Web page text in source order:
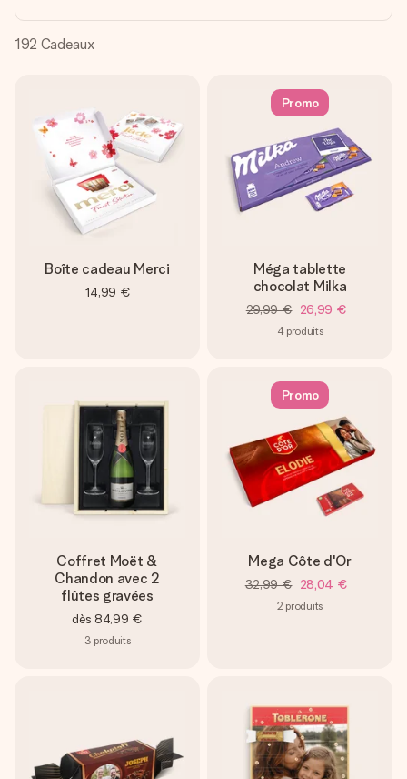
Créez quelque chose d’unique en quelques étapes – avec
son prénom, votre photo ou un message qui touche le cœur.
Sans complications, juste tout l’amour pour le moment idéal.
192 Cadeaux
Boîte cadeau Merci
14,99 €
Promo
Méga tablette
chocolat Milka
29,99 € 26,99 €
4 produits
Coffret Moët &
Chandon avec 2
flûtes gravées
dès 84,99 €
3 produits
Promo
Mega Côte d'Or
32,99 € 28,04 €
2 produits